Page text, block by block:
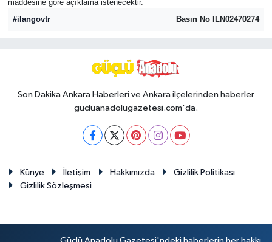
maddesine göre açıklama istenecektir.
#ilangovtr
Basın No ILN02470274
Son Dakika Ankara Haberleri ve Ankara ilçelerinden haberler
gucluanadolugazetesi.com'da.
Künye İletişim Hakkımızda
Gizlilik Politikası
Gizlilik Sözleşmesi